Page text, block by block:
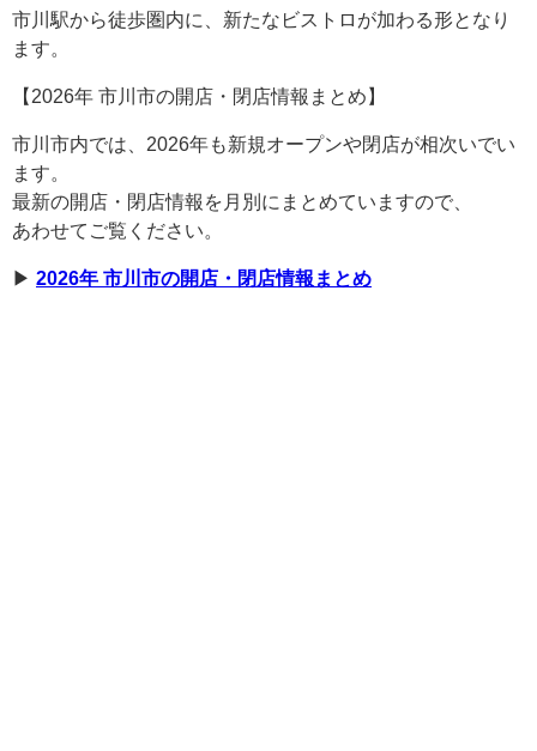
市川駅から徒歩圏内に、新たなビストロが加わる形となり
ます。
【2026年 市川市の開店・閉店情報まとめ】
市川市内では、2026年も新規オープンや閉店が相次いでい
ます。
最新の開店・閉店情報を月別にまとめていますので、
あわせてご覧ください。
▶︎ 2026年 市川市の開店・閉店情報まとめ